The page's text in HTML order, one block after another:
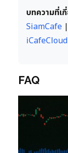
บทความที่เ
SiamCafe |
iCafeCloud
FAQ